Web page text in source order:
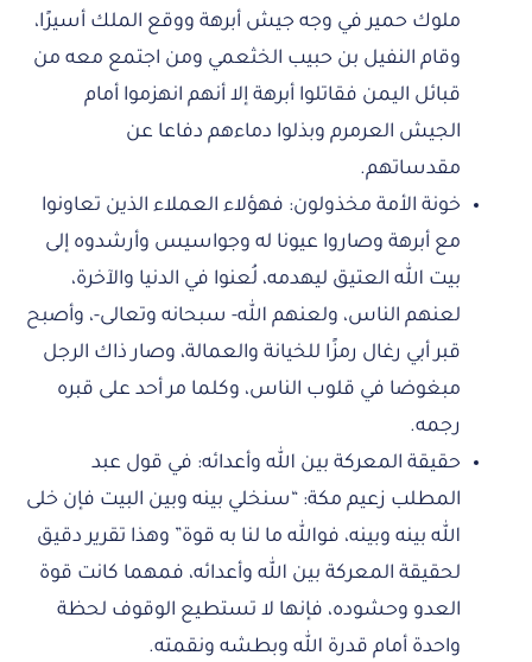
ملوك حمير في وجه جيش أبرهة ووقع الملك أسيرًا،
وقام النفيل بن حبيب الخثعمي ومن اجتمع معه من
قبائل اليمن فقاتلوا أبرهة إلا أنهم انهزموا أمام
الجيش العرمرم وبذلوا دماءهم دفاعا عن
مقدساتهم.
خونة الأمة مخذولون: فهؤلاء العملاء الذين تعاونوا
مع أبرهة وصاروا عيونا له وجواسيس وأرشدوه إلى
بيت الله العتيق ليهدمه، لُعنوا في الدنيا والآخرة،
لعنهم الناس، ولعنهم الله- سبحانه وتعالى-، وأصبح
قبر أبي رغال رمزًا للخيانة والعمالة، وصار ذاك الرجل
مبغوضا في قلوب الناس، وكلما مر أحد على قبره
رجمه.
حقيقة المعركة بين الله وأعدائه: في قول عبد
المطلب زعيم مكة: “سنخلي بينه وبين البيت فإن خلى
الله بينه وبينه، فوالله ما لنا به قوة” وهذا تقرير دقيق
لحقيقة المعركة بين الله وأعدائه، فمهما كانت قوة
العدو وحشوده، فإنها لا تستطيع الوقوف لحظة
واحدة أمام قدرة الله وبطشه ونقمته.